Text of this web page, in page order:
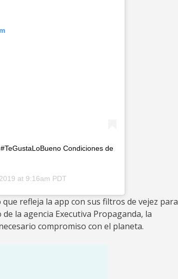
Condiciones de
at 9:16am PDT
refleja la app con sus filtros de vejez para
la agencia Executiva Propaganda, la
compromiso con el planeta.